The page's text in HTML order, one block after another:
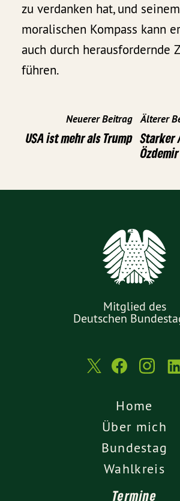
zu verdanken hat, und seinem
moralischen Kompass kann
auch durch herausfordernde
führen.
Neuerer Beitrag
USA ist mehr als Trump
Älterer
Starker
Özdemir
Mitglied des
Deutschen
Home
Über mich
Bundestag
Wahlkreis
Termine